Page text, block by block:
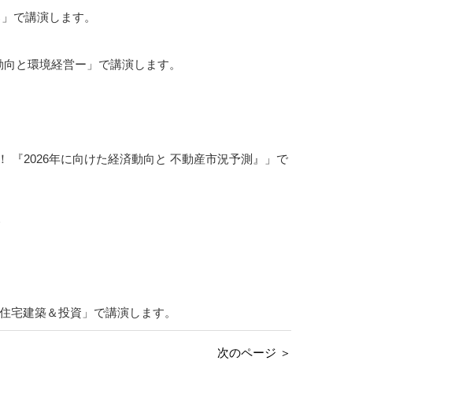
で講演します。
と環境経営ー」で講演します。
『2026年に向けた経済動向と 不動産市況予測』」で
宅建築＆投資」で講演します。
次のページ ＞